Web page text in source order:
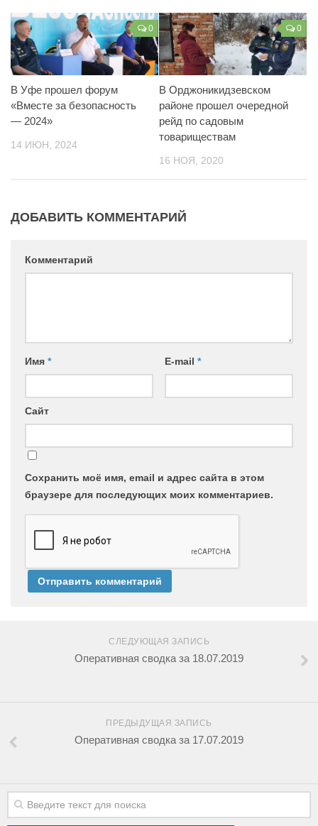
0
В Уфе прошел форум
«Вместе за безопасность
— 2024»
14 ИЮН, 2024
0
В Орджоникидзевском
районе прошел очередной
рейд по садовым
товариществам
16 НОЯ, 2020
ДОБАВИТЬ КОММЕНТАРИЙ
Комментарий
Имя * E-mail *
Сайт
Сохранить моё имя, email и адрес сайта в этом
браузере для последующих моих комментариев.
СЛЕДУЮЩАЯ ЗАПИСЬ
Оперативная сводка за 18.07.2019
ПРЕДЫДУЩАЯ ЗАПИСЬ
Оперативная сводка за 17.07.2019